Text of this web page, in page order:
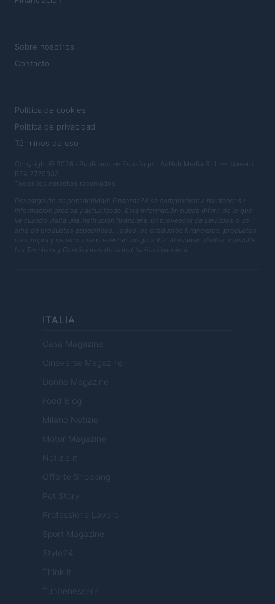
Sobre nosotros
Contacto
Política de cookies
Política de privacidad
Términos de uso
Copyright © 2026 · Publicado en España por AdHub Media S.r.l. — Número
REA 2729933
Todos los derechos reservados
Descargo de responsabilidad: Finanzas24 se compromete a mantener su
información precisa y actualizada. Esta información puede diferir de lo que
ve cuando visita una institución financiera, un proveedor de servicios o un
sitio de productos específicos. Todos los productos financieros, productos
de compra y servicios se presentan sin garantía. Al evaluar ofertas, consulte
los Términos y Condiciones de la institución financiera.
ITALIA
Casa Magazine
Cineverse Magazine
Donne Magazine
Food Blog
Milano Notizie
Motor Magazine
Notizie.it
Offerte Shopping
Pet Story
Professione Lavoro
Sport Magazine
Style24
Think.it
Tuobenessere